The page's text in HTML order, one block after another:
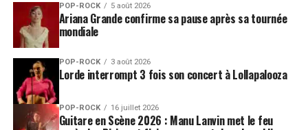
POP-ROCK 5 août 2026
Ariana Grande confirme sa pause après sa tournée
mondiale
POP-ROCK 3 août 2026
Lorde interrompt 3 fois son concert à Lollapalooza
POP-ROCK 16 juillet 2026
Guitare en Scène 2026 : Manu Lanvin met le feu